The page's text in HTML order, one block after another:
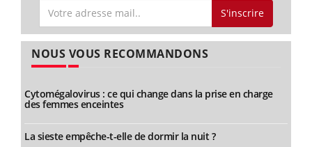
S'inscrire
NOUS VOUS RECOMMANDONS
Cytomégalovirus : ce qui change dans la prise en charge
des femmes enceintes
La sieste empêche-t-elle de dormir la nuit ?